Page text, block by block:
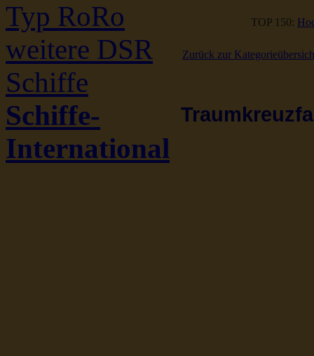
Typ RoRo
weitere DSR
Schiffe
Schiffe-
International
TOP 150:
Zurück zur